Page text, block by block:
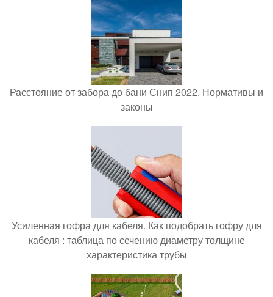
Расстояние от забора до бани Снип 2022. Нормативы и
законы
Усиленная гофра для кабеля. Как подобрать гофру для
кабеля : таблица по сечению диаметру толщине
характеристика трубы